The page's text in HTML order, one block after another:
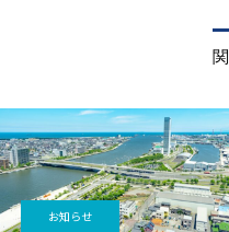
お知らせ